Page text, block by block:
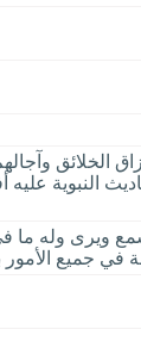
الخلائق
النبوية
يسمع ويرى
في جميع